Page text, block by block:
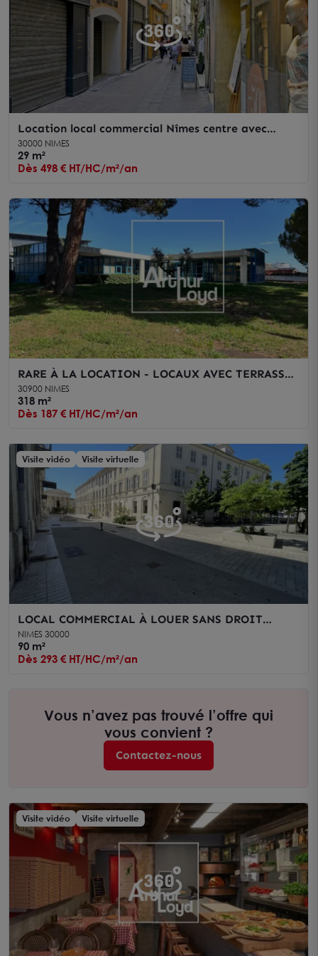
Location local commercial Nîmes centre avec
vitrine sur rue passante
30000 NIMES
29 m²
Dès 498 € HT/HC/m²/an
RARE À LA LOCATION - LOCAUX AVEC TERRASSE
SOUS LES PINS - VILLE ACTIVE
30900 NIMES
318 m²
Dès 187 € HT/HC/m²/an
Visite vidéo Visite virtuelle
LOCAL COMMERCIAL À LOUER SANS DROIT
D'ENTREE- MAISON CARRÉE NÎMES
NIMES 30000
90 m²
Dès 293 € HT/HC/m²/an
Vous n’avez pas trouvé l’offre qui
vous convient ?
Contactez-nous
Visite vidéo Visite virtuelle